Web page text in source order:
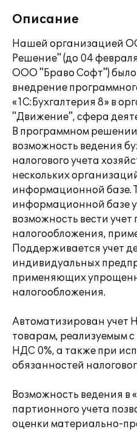
Описание
Нашей организацией
Решение" (до 04
ООО "Браво Софт") было
внедрение
«1C:Бухгалтерия 8» в
"Движение", сфера
В программном
возможность ведения
налогового учета
нескольких
информационной базе.
информационной базе
возможность вести
налогообложения,
Поддерживается учет
индивидуальных
применяющих
налогообложения.
Автоматизирован учет
товарам, реализуемым
НДС 0%, а также при
обязанностей
Возможность ведения в
партионного учета
оценки материально-